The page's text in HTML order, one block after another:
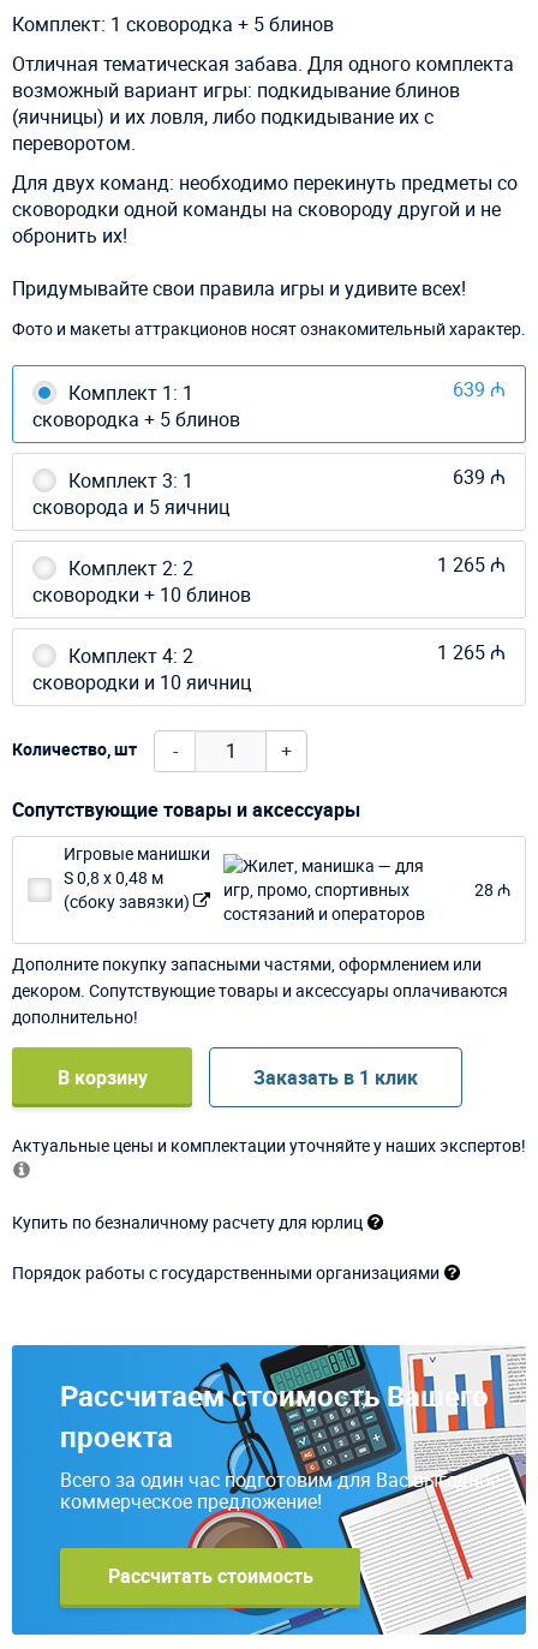
Комплект: 1 сковородка + 5 блинов
Отличная тематическая забава. Для одного комплекта
возможный вариант игры: подкидывание блинов
(яичницы) и их ловля, либо подкидывание их с
переворотом.
Для двух команд: необходимо перекинуть предметы со
сковородки одной команды на сковороду другой и не
обронить их!
Придумывайте свои правила игры и удивите всех!
Фото и макеты аттракционов носят ознакомительный характер.
Комплект 1: 1
сковородка + 5 блинов
639 ₼
Комплект 3: 1
сковорода и 5 яичниц
639 ₼
Комплект 2: 2
сковородки + 10 блинов
1 265 ₼
Комплект 4: 2
сковородки и 10 яичниц
1 265 ₼
Количество, шт - +
Сопутствующие товары и аксессуары
Игровые манишки
S 0,8 х 0,48 м
(сбоку завязки)
28 ₼
Дополните покупку запасными частями, оформлением или
декором. Сопутствующие товары и аксессуары оплачиваются
дополнительно!
В корзину Заказать в 1 клик
Актуальные цены и комплектации уточняйте у наших экспертов!
Купить по безналичному расчету для юрлиц
Порядок работы с государственными организациями
Рассчитаем стоимость Вашего
проекта
Всего за один час подготовим для Вас выгодное
коммерческое предложение!
Рассчитать стоимость